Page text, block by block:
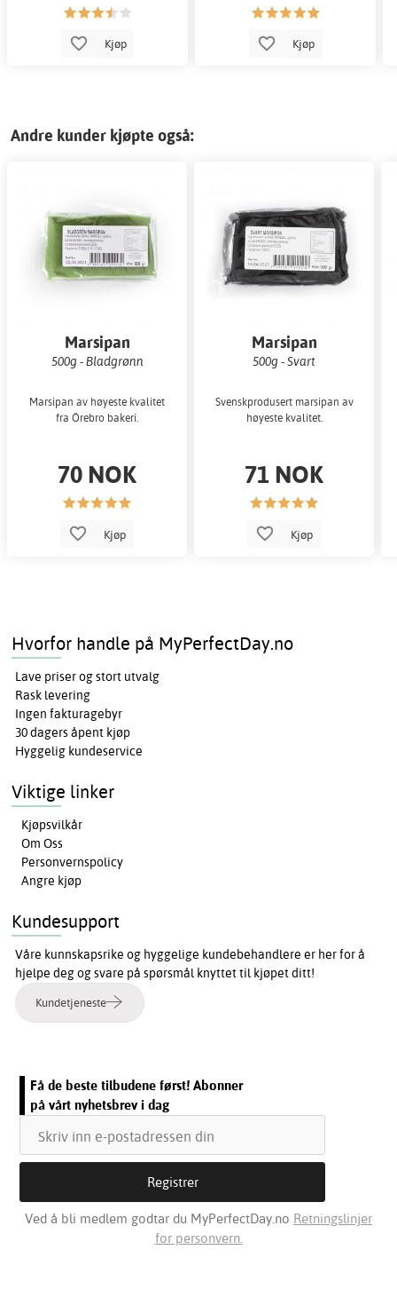
Kjøp Kjøp
Andre kunder kjøpte også:
Marsipan
500g - Bladgrønn
Marsipan av høyeste kvalitet
fra Örebro bakeri.
70 NOK
Kjøp
Marsipan
500g - Svart
Svenskprodusert marsipan av
høyeste kvalitet.
71 NOK
Kjøp
Hvorfor handle på MyPerfectDay.no
Lave priser og stort utvalg
Rask levering
Ingen fakturagebyr
30 dagers åpent kjøp
Hyggelig kundeservice
Viktige linker
Kjøpsvilkår
Om Oss
Personvernspolicy
Angre kjøp
Kundesupport
Våre kunnskapsrike og hyggelige kundebehandlere er her for å
hjelpe deg og svare på spørsmål knyttet til kjøpet ditt!
Kundetjeneste
Få de beste tilbudene først! Abonner
på vårt nyhetsbrev i dag
Ved å bli medlem godtar du MyPerfectDay.no Retningslinjer
for personvern.